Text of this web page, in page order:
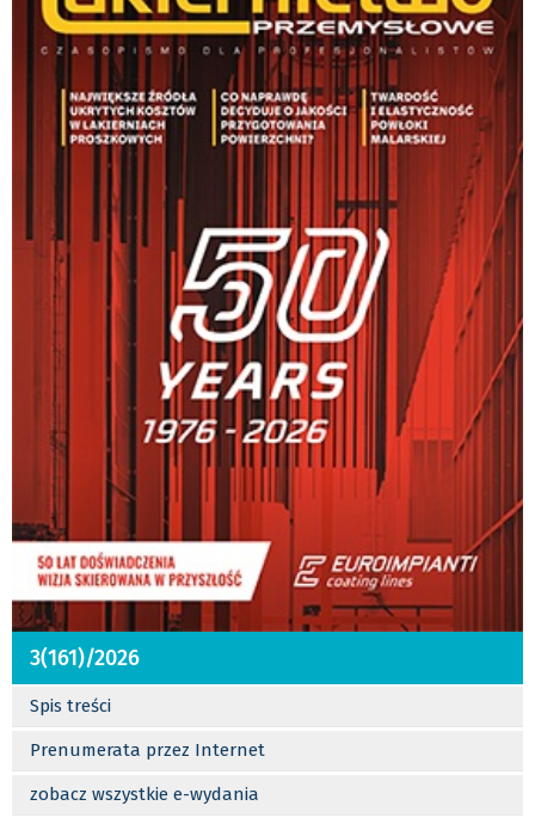
3(161)/2026
Spis treści
Prenumerata przez Internet
zobacz wszystkie e-wydania